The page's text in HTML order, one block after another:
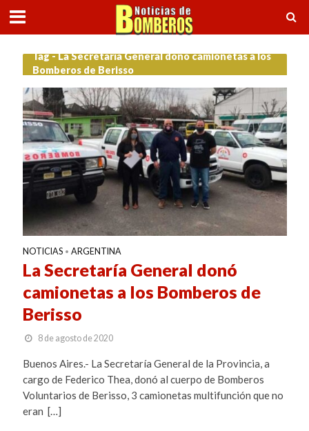
Tag - La Secretaría General donó camionetas a los
Bomberos de Berisso
NOTICIAS • ARGENTINA
La Secretaría General donó
camionetas a los Bomberos de
Berisso
8 de agosto de 2020
Buenos Aires.- La Secretaría General de la Provincia, a
cargo de Federico Thea, donó al cuerpo de Bomberos
Voluntarios de Berisso, 3 camionetas multifunción que no
eran […]